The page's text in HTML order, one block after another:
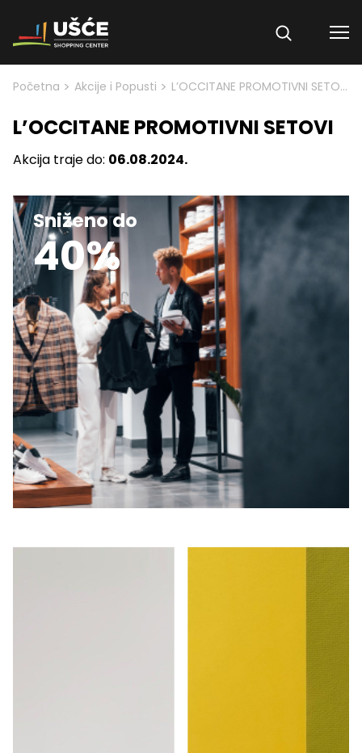
Skip to content
Početna > Akcije i Popusti > L’OCCITANE PROMOTIVNI SETOVI
L’OCCITANE PROMOTIVNI SETOVI
Akcija traje do: 06.08.2024.
Sniženo do
40%